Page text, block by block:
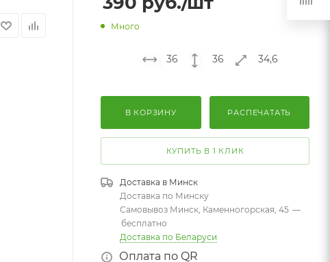
Много
36 36 34,6
В КОРЗИНУ РАСПЕЧАТАТЬ
КУПИТЬ В 1 КЛИК
Доставка в Минск
Доставка по Минску
Самовывоз Минск, Каменногорская, 45 —
бесплатно
Доставка по Беларуси
Оплата по QR